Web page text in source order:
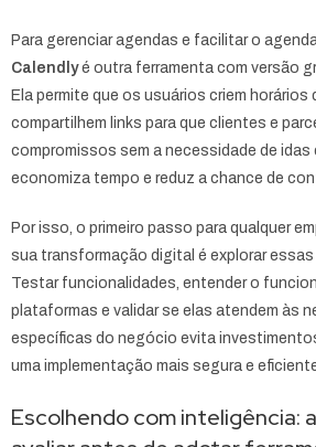
Para gerenciar agendas e facilitar o
Calendlyé outra ferramenta com versão
Ela permite que os usuários criem horários
compartilhem links para que clientes e
compromissos sem a necessidade de idas
economiza tempo e reduz a chance de
Por isso, o primeiro passo para qualquer
sua transformação digital é explorar
Testar funcionalidades, entender o
plataformas e validar se elas atendem às
específicas do negócio evita
uma implementação mais segura e
Escolhendo com inteligência: